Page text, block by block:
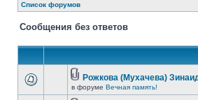
Список форумов
Сообщения без ответов
Рожкова (Мухачева)
в форуме Вечная память!